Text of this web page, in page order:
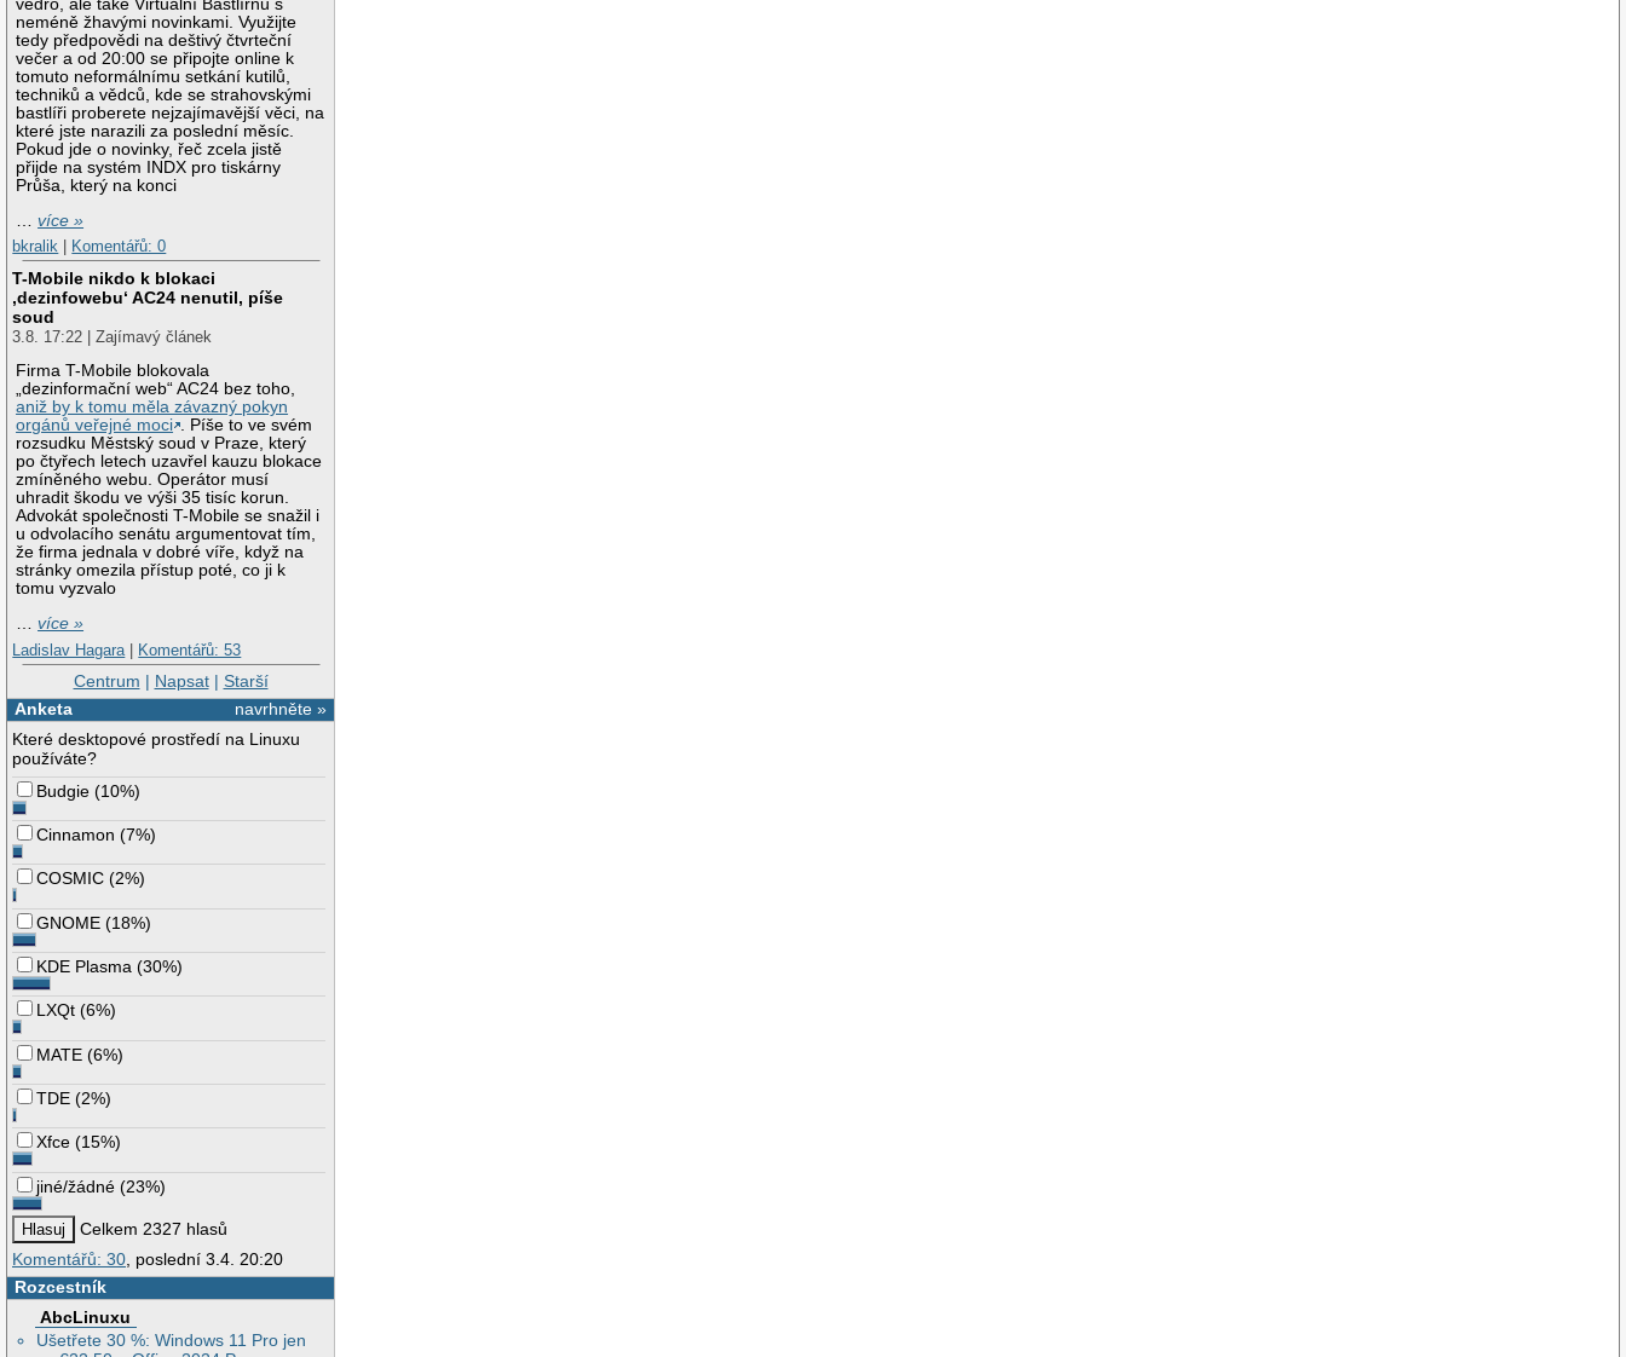
vedro, ale také Virtuální Bastlírnu s
neméně žhavými novinkami. Využijte
tedy předpovědi na deštivý čtvrteční
večer a od 20:00 se připojte online k
tomuto neformálnímu setkání kutilů,
techniků a vědců, kde se strahovskými
bastlíři proberete nejzajímavější věci, na
které jste narazili za poslední měsíc.
Pokud jde o novinky, řeč zcela jistě
přijde na systém INDX pro tiskárny
Průša, který na konci
…více »
bkralik
Komentářů: 0
T-Mobile nikdo k blokaci
‚dezinfowebu‘ AC24 nenutil, píše
soud
3.8. 17:22 | Zajímavý článek
Firma T-Mobile blokovala
„dezinformační web“ AC24 bez toho,
aniž by k tomu měla závazný pokyn
orgánů veřejné moci . Píše to ve svém
rozsudku Městský soud v Praze, který
po čtyřech letech uzavřel kauzu blokace
zmíněného webu. Operátor musí
uhradit škodu ve výši 35 tisíc korun.
Advokát společnosti T-Mobile se snažil i
u odvolacího senátu argumentovat tím,
že firma jednala v dobré víře, když na
stránky omezila přístup poté, co ji k
tomu vyzvalo
…více »
Ladislav Hagara | Komentářů: 53
Centrum | Napsat| Starší
navrhněte »
Anketa
Které desktopové prostředí na Linuxu
používáte?
Budgie (10%)
Cinnamon (7%)
COSMIC (2%)
GNOME (18%)
KDE Plasma (30%)
LXQt (6%)
MATE (6%)
TDE (2%)
Xfce (15%)
jiné/žádné (23%)
Celkem 2327 hlasů
Komentářů: 30, poslední 3.4. 20:20
Rozcestník
AbcLinuxu
Ušetřete 30 %: Windows 11 Pro jen